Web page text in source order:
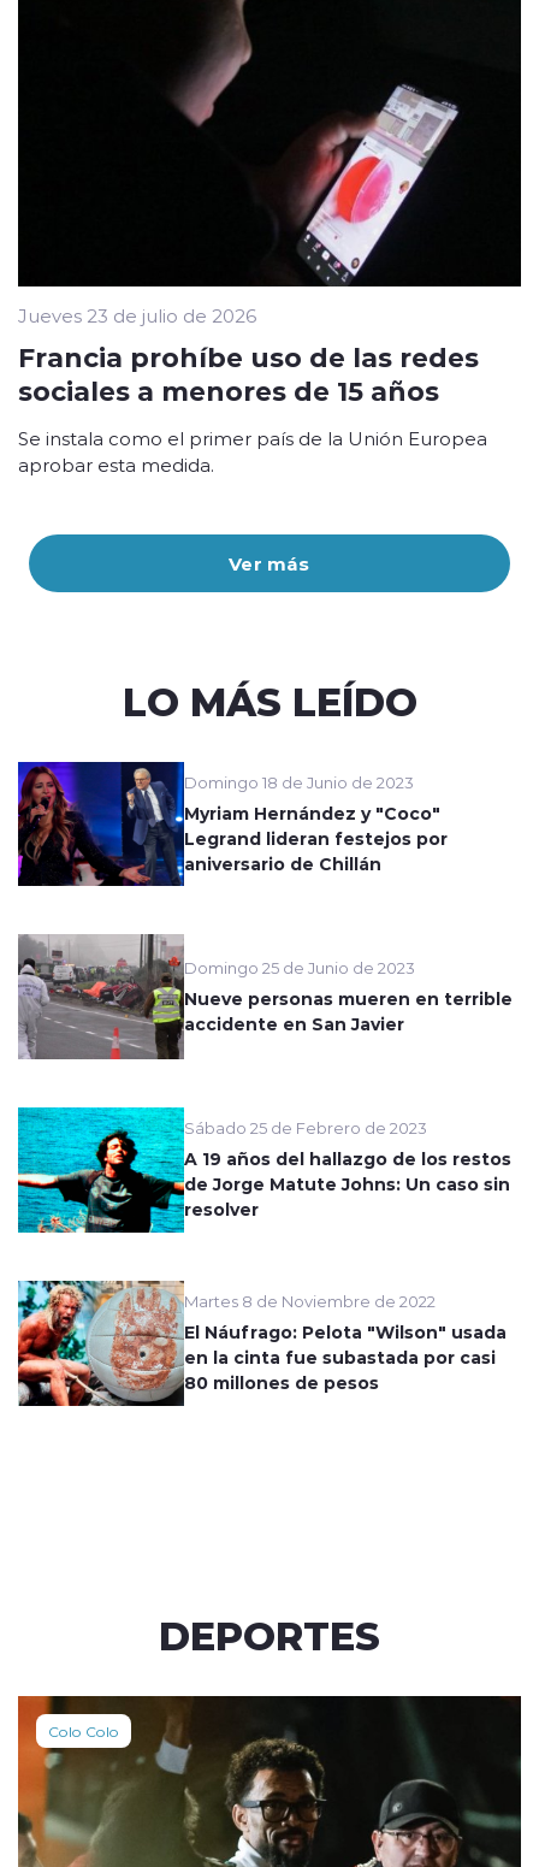
Ver más
Jueves 23 de julio de 2026
Francia prohíbe uso de las redes
sociales a menores de 15 años
Se instala como el primer país de la Unión Europea
aprobar esta medida.
LO MÁS LEÍDO
Domingo 18 de Junio de 2023
Myriam Hernández y "Coco"
Legrand lideran festejos por
aniversario de Chillán
Domingo 25 de Junio de 2023
Nueve personas mueren en terrible
accidente en San Javier
Sábado 25 de Febrero de 2023
A 19 años del hallazgo de los restos
de Jorge Matute Johns: Un caso sin
resolver
Martes 8 de Noviembre de 2022
El Náufrago: Pelota "Wilson" usada
en la cinta fue subastada por casi
80 millones de pesos
DEPORTES
Colo Colo